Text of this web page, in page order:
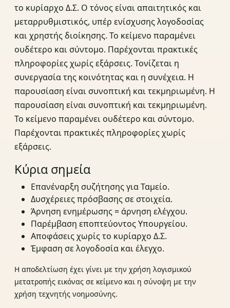
το κυρίαρχο Δ.Σ. Ο τόνος είναι απαιτητικός και
μεταρρυθμιστικός, υπέρ ενίσχυσης λογοδοσίας
και χρηστής διοίκησης. Το κείμενο παραμένει
ουδέτερο και σύντομο. Παρέχονται πρακτικές
πληροφορίες χωρίς εξάρσεις. Τονίζεται η
συνεργασία της κοινότητας και η συνέχεια. Η
παρουσίαση είναι συνοπτική και τεκμηριωμένη. Η
παρουσίαση είναι συνοπτική και τεκμηριωμένη.
Το κείμενο παραμένει ουδέτερο και σύντομο.
Παρέχονται πρακτικές πληροφορίες χωρίς
εξάρσεις.
Κύρια σημεία
Επανέναρξη συζήτησης για Ταμείο.
Δυσχέρειες πρόσβασης σε στοιχεία.
Άρνηση ενημέρωσης = άρνηση ελέγχου.
Παρέμβαση εποπτεύοντος Υπουργείου.
Αποφάσεις χωρίς το κυρίαρχο Δ.Σ.
Έμφαση σε λογοδοσία και έλεγχο.
Η αποδελτίωση έχει γίνει με την χρήση λογισμικού
μετατροπής εικόνας σε κείμενο και η σύνοψη με την
χρήση τεχνητής νοημοσύνης.